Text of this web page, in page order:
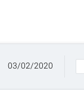
03/02/2020